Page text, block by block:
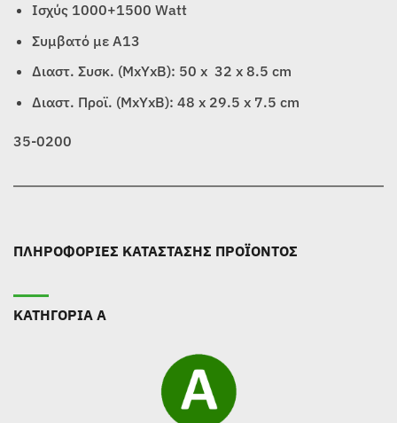
Ισχύς 1000+1500 Watt
Συμβατό με Α13
Διαστ. Συσκ. (MxYxB): 50 x 32 x 8.5 cm
Διαστ. Προϊ. (MxYxB): 48 x 29.5 x 7.5 cm
35-0200
ΠΛΗΡΟΦΟΡΙΕΣ ΚΑΤΑΣΤΑΣΗΣ ΠΡΟΪΟΝΤΟΣ
ΚΑΤΗΓΟΡΙΑ Α